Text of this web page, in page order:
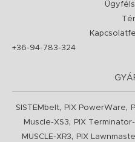
+36-94-783-324
SISTEMbelt, PIX PowerWare,
Muscle-XS3, PIX Terminator-
MUSCLE-XR3, PIX